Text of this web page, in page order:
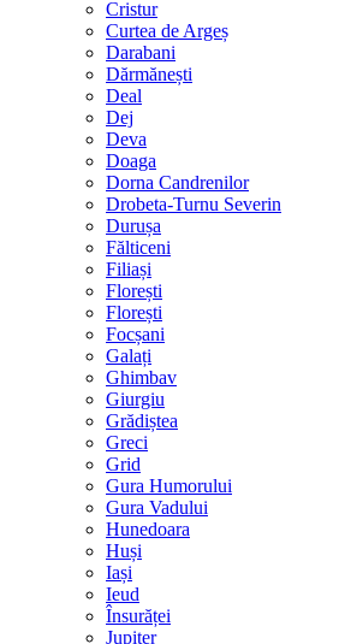
Cristur
Curtea de Argeș
Darabani
Dărmănești
Deal
Dej
Deva
Doaga
Dorna Candrenilor
Drobeta-Turnu Severin
Durușa
Fălticeni
Filiași
Florești
Florești
Focșani
Galați
Ghimbav
Giurgiu
Grădiștea
Greci
Grid
Gura Humorului
Gura Vadului
Hunedoara
Huși
Iași
Ieud
Însurăței
Jupiter